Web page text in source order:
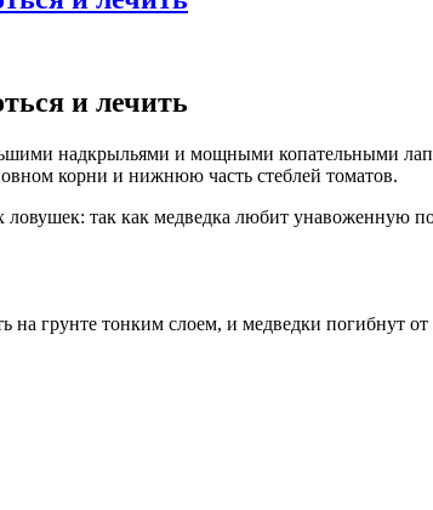
и лечить
надкрыльями и мощными копательными
корни и нижнюю часть стеблей томатов.
так как медведка любит унавоженную
на грунте тонким слоем, и медведки погибнут от